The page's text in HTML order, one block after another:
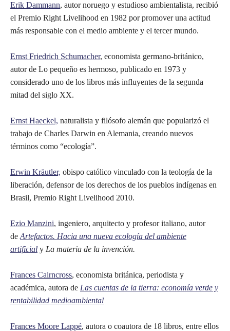
Erik Dammann, autor noruego y estudioso ambientalista, recibió
el Premio Right Livelihood en 1982 por promover una actitud
más responsable con el medio ambiente y el tercer mundo.
Ernst Friedrich Schumacher, economista germano-británico,
autor de Lo pequeño es hermoso, publicado en 1973 y
considerado uno de los libros más influyentes de la segunda
mitad del siglo XX.
Ernst Haeckel, naturalista y filósofo alemán que popularizó el
trabajo de Charles Darwin en Alemania, creando nuevos
términos como “ecología”.
Erwin Kräutler, obispo católico vinculado con la teología de la
liberación, defensor de los derechos de los pueblos indígenas en
Brasil, Premio Right Livelihood 2010.
Ezio Manzini, ingeniero, arquitecto y profesor italiano, autor
de Artefactos. Hacia una nueva ecología del ambiente
artificial y La materia de la invención.
Frances Cairncross, economista británica, periodista y
académica, autora de Las cuentas de la tierra: economía verde y
rentabilidad medioambiental
Frances Moore Lappé, autora o coautora de 18 libros, entre ellos